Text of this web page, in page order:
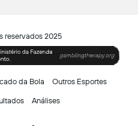
reservados 2025
da Bola Outros Esportes
Análises